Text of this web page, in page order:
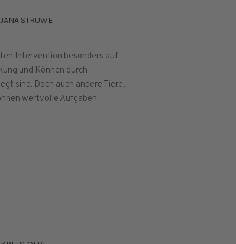
JANA STRUWE
Intervention besonders auf
und Können durch
sind. Doch auch andere Tiere,
wertvolle Aufgaben